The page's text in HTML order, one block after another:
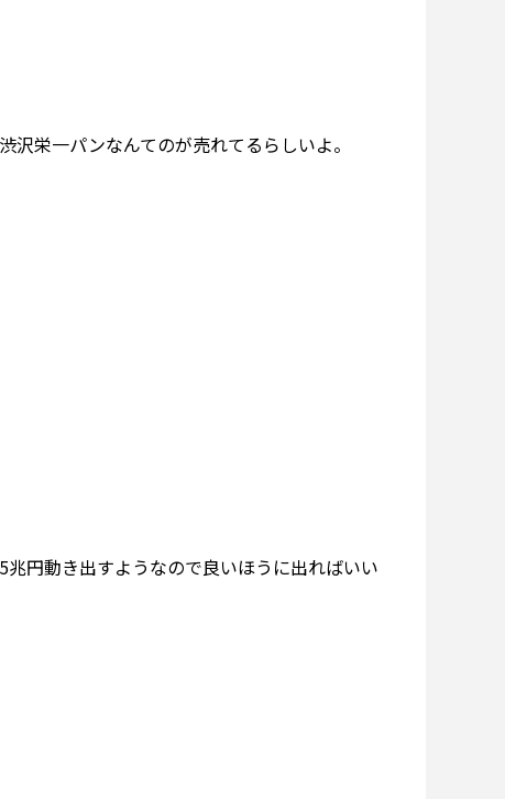
栄一パンなんてのが売れてるらしいよ。
円動き出すようなので良いほうに出ればいい